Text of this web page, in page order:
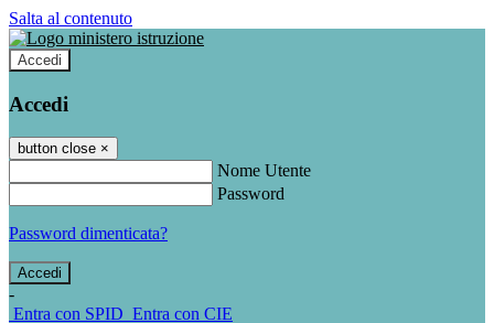
Salta al contenuto
Accedi
Accedi
button close ×
Nome Utente
Password
Password dimenticata?
-
Entra con SPID Entra con CIE